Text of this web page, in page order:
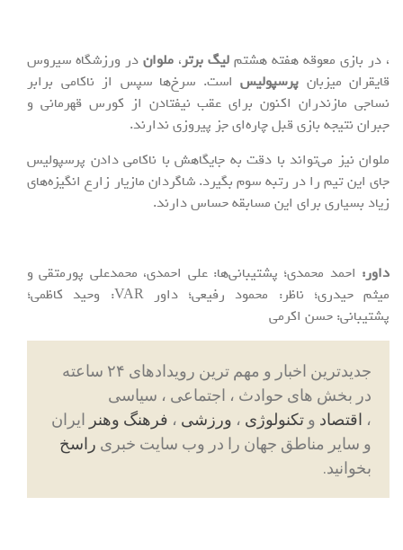
، در بازی معوقه هفته هشتم لیگ برتر، ملوان در ورزشگاه سیروس
قایقران میزبان پرسپولیس است. سرخ‌ها سپس از ناکامی برابر
نساجی مازندران اکنون برای عقب نیفتادن از کورس قهرمانی و
جبران نتیجه بازی قبل چاره‌ای جز پیروزی ندارند.
ملوان نیز می‌تواند با دقت به جایگاهش با ناکامی دادن پرسپولیس
جای این تیم را در رتبه سوم بگیرد. شاگردان مازیار زارع انگیزه‌های
زیاد بسیاری برای این مسابقه حساس دارند.
داور: احمد محمدی؛ پشتیبانی‌ها: علی احمدی، محمدعلی پورمتقی و
میثم حیدری؛ ناظر: محمود رفیعی؛ داور VAR: وحید کاظمی؛
پشتیبانی: حسن اکرمی
جدیدترین اخبار و مهم ترین رویدادهای ۲۴ ساعته
در بخش های حوادث ، اجتماعی ، سیاسی
، اقتصاد و تکنولوژی ، ورزشی ، فرهنگ وهنر ایران
و سایر مناطق جهان را در وب سایت خبری راسخ
بخوانید.